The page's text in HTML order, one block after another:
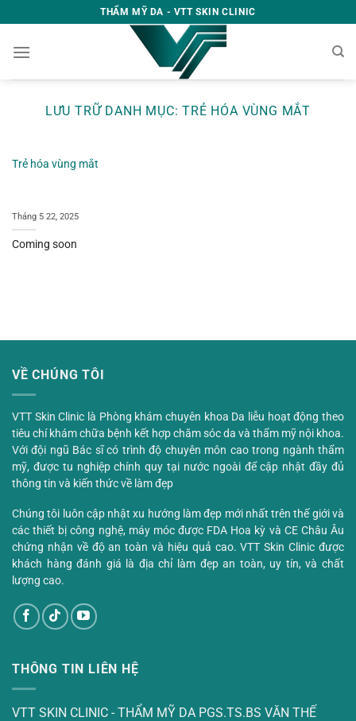
qua
nội
THẨM MỸ DA - VTT SKIN CLINIC
LƯU TRỮ DANH MỤC:TRẺ HÓA VÙNG MẮT
Trẻ hóa vùng mắt
Tháng 5 22, 2025
Coming soon
VỀ CHÚNG TÔI
VTT Skin Clinic là Phòng khám chuyên khoa Da liễu hoạt động theo
tiêu chí khám chữa bệnh kết hợp chăm sóc da và thẩm mỹ nội khoa.
Với đội ngũ Bác sĩ có trình độ chuyên môn cao trong ngành thẩm
mỹ, được tu nghiệp chính quy tại nước ngoài để cập nhật đầy đủ
thông tin và kiến thức về làm đẹp
Chúng tôi luôn cập nhật xu hướng làm đẹp mới nhất trên thế giới và
các thiết bị công nghệ, máy móc được FDA Hoa kỳ và CE Châu Âu
chứng nhận về độ an toàn và hiệu quả cao. VTT Skin Clinic được
khách hàng đánh giá là địa chỉ làm đẹp an toàn, uy tín, và chất
lượng cao.
THÔNG TIN LIÊN HỆ
VTT SKIN CLINIC - THẨM MỸ DA PGS.TS.BS VĂN THẾ